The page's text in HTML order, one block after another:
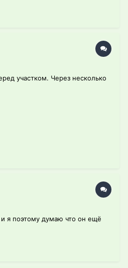
участком. Через несколько
и я поэтому думаю что он ещё